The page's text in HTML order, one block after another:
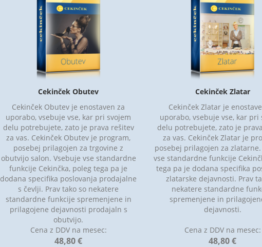
Cekinček Obutev
Cekinček Obutev je enostaven za
uporabo, vsebuje vse, kar pri svojem
delu potrebujete, zato je prava rešitev
za vas. Cekinček Obutev je program,
posebej prilagojen za trgovine z
obutvijo salon. Vsebuje vse standardne
funkcije Cekinčka, poleg tega pa je
dodana specifika poslovanja prodajalne
s čevlji. Prav tako so nekatere
standardne funkcije spremenjene in
prilagojene dejavnosti prodajaln s
obutvijo.
Cena z DDV na mesec:
48,80 €
Cekinček Zlatar
Cekinček Zlatar je
uporabo, vsebuje vse, kar pri
delu potrebujete, zato je
za vas. Cekinček Zlatar je
posebej prilagojen za zlatarne.
vse standardne funkcije
tega pa je dodana specifika
zlatarske dejavnosti. Prav
nekatere standardne
spremenjene in
dejavnosti.
Cena z DDV na mesec:
48,80 €